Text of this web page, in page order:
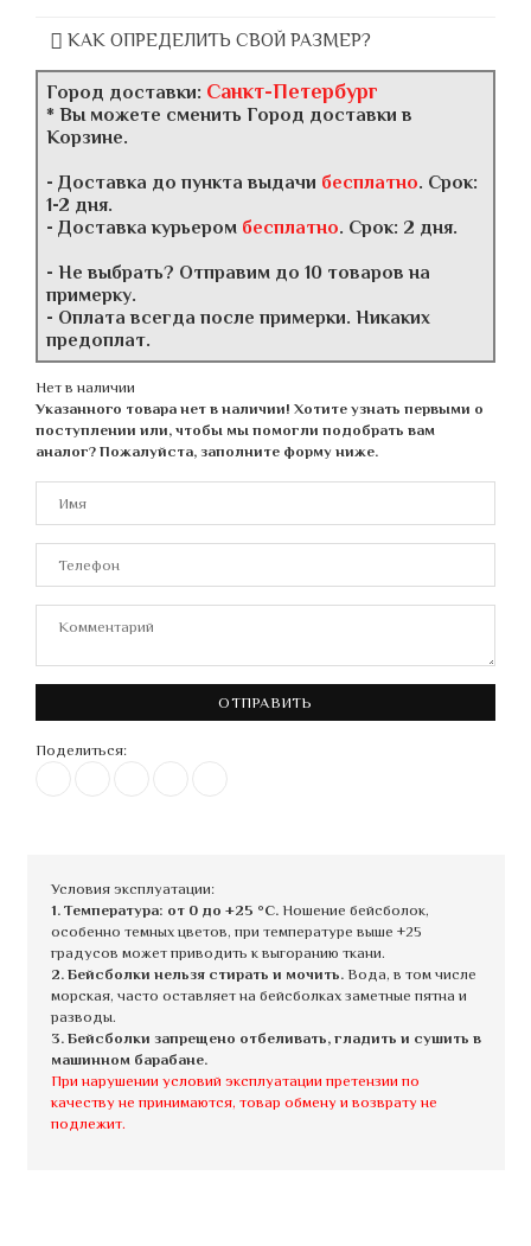
КАК ОПРЕДЕЛИТЬ СВОЙ РАЗМЕР?
Город доставки: Санкт-Петербург
* Вы можете сменить Город доставки в
Корзине.
- Доставка до пункта выдачи бесплатно. Срок:
1-2 дня.
- Доставка курьером бесплатно. Срок: 2 дня.
- Не выбрать? Отправим до 10 товаров на
примерку.
- Оплата всегда после примерки. Никаких
предоплат.
Нет в наличии
Указанного товара нет в наличии! Хотите узнать первыми о
поступлении или, чтобы мы помогли подобрать вам
аналог? Пожалуйста, заполните форму ниже.
ОТПРАВИТЬ
Поделиться:
Условия эксплуатации:
1. Температура: от 0 до +25 °C.Ношение бейсболок,
особенно темных цветов, при температуре выше +25
градусов может приводить к выгоранию ткани.
2. Бейсболки нельзя стирать и мочить.Вода, в том числе
морская, часто оставляет на бейсболках заметные пятна и
разводы.
3. Бейсболки запрещено отбеливать, гладить и сушить в
машинном барабане.
При нарушении условий эксплуатации претензии по
качеству не принимаются, товар обмену и возврату не
подлежит.